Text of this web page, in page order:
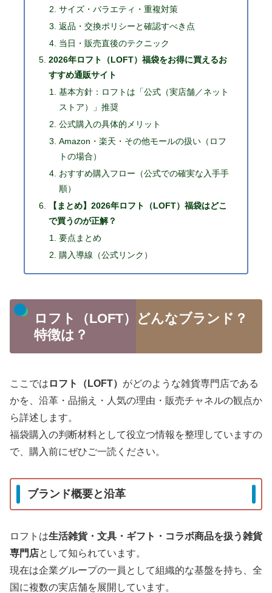
サイズ・バラエティ・重複対策
返品・交換ポリシーと確認すべき点
当日・販売直後のテクニック
2026年ロフト（LOFT）福袋をお得に買えるお
すすめ通販サイト
基本方針：ロフトは「公式（実店舗／ネット
ストア）」推奨
公式購入の具体的メリット
Amazon・楽天・その他モールの扱い（ロフ
トの場合）
おすすめ購入フロー（公式での確実な入手手
順）
【まとめ】2026年ロフト（LOFT）福袋はどこ
で買うのが正解？
要点まとめ
購入導線（公式リンク）
ロフト（LOFT）どんなブランド？
特徴は？
ここでは ロフト（LOFT） がどのような雑貨専門店である
かを、沿革・品揃え・人気の理由・販売チャネルの観点か
ら詳述します。
福袋購入の判断材料として役立つ情報を整理していますの
で、購入前にぜひご一読ください。
ブランド概要と沿革
ロフトは生活雑貨・文具・ギフト・コラボ商品を扱う雑貨
専門店として知られています。
現在は企業グループの一員として組織的な基盤を持ち、全
国に複数の実店舗を展開しています。